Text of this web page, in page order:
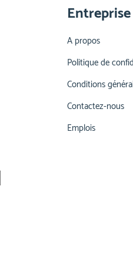
Entreprise
A propos
Politique de
Conditions
Contactez-nous
Emplois